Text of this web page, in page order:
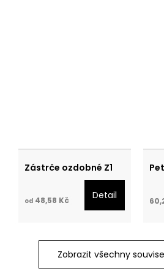
Zástrče ozdobné Z1
od 48,58 Kč Detail
Zobrazit všechny